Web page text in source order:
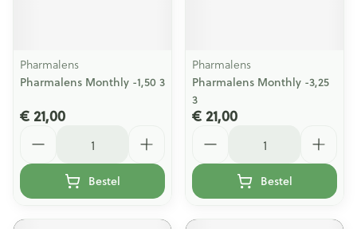
Pharmalens
Pharmalens Monthly -1,50 3
€ 21,00
Bestel
Pharmalens
Pharmalens Monthly -3,25
3
€ 21,00
Bestel